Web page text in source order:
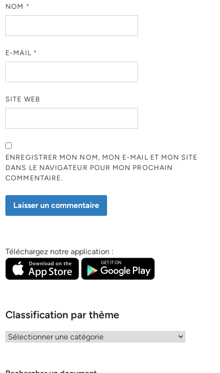
NOM *
E-MAIL *
SITE WEB
ENREGISTRER MON NOM, MON E-MAIL ET MON SITE
DANS LE NAVIGATEUR POUR MON PROCHAIN
COMMENTAIRE.
Téléchargez notre application :
Classification par thème
Classification